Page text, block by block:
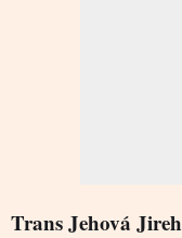
Trans Jehová Jireh